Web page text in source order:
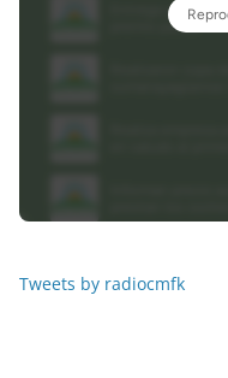
Tweets by radiocmfk